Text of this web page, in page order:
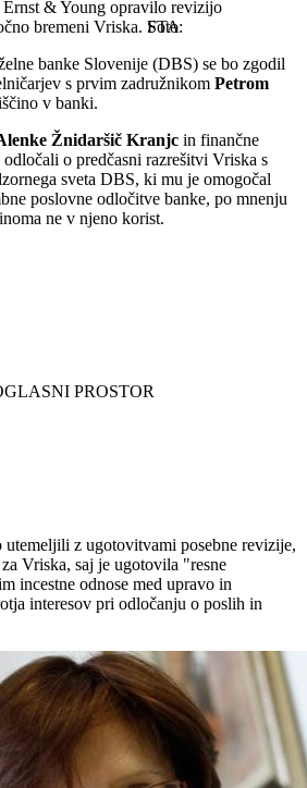
& Young opravilo revizijo
bremeni Vriska. STA
banke Slovenije (DBS) se bo zgodil
s prvim zadružnikom Petrom
v banki.
Žnidaršič Kranjc in finančne
o predčasni razrešitvi Vriska s
sveta DBS, ki mu je omogočal
poslovne odločitve banke, po mnenju
ne v njeno korist.
utemeljili z ugotovitvami posebne revizije,
Vriska, saj je ugotovila "resne
incestne odnose med upravo in
interesov pri odločanju o poslih in